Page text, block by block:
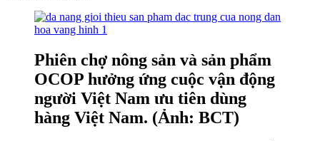
Phiên chợ nông sản và sản phẩm
OCOP hưởng ứng cuộc vận động
người Việt Nam ưu tiên dùng
hàng Việt Nam. (Ảnh: BCT)